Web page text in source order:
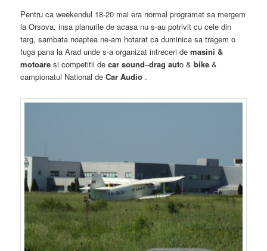
Pentru ca weekendul 18-20 mai era normal programat sa mergem
la Orsova, insa planurile de acasa nu s-au potrivit cu cele din
targ, sambata noaptea ne-am hotarat ca duminica sa tragem o
fuga pana la Arad unde s-a organizat intreceri de masini &
motoare si competitii decar sound–drag auto & bike &
campionatul National deCar Audio .